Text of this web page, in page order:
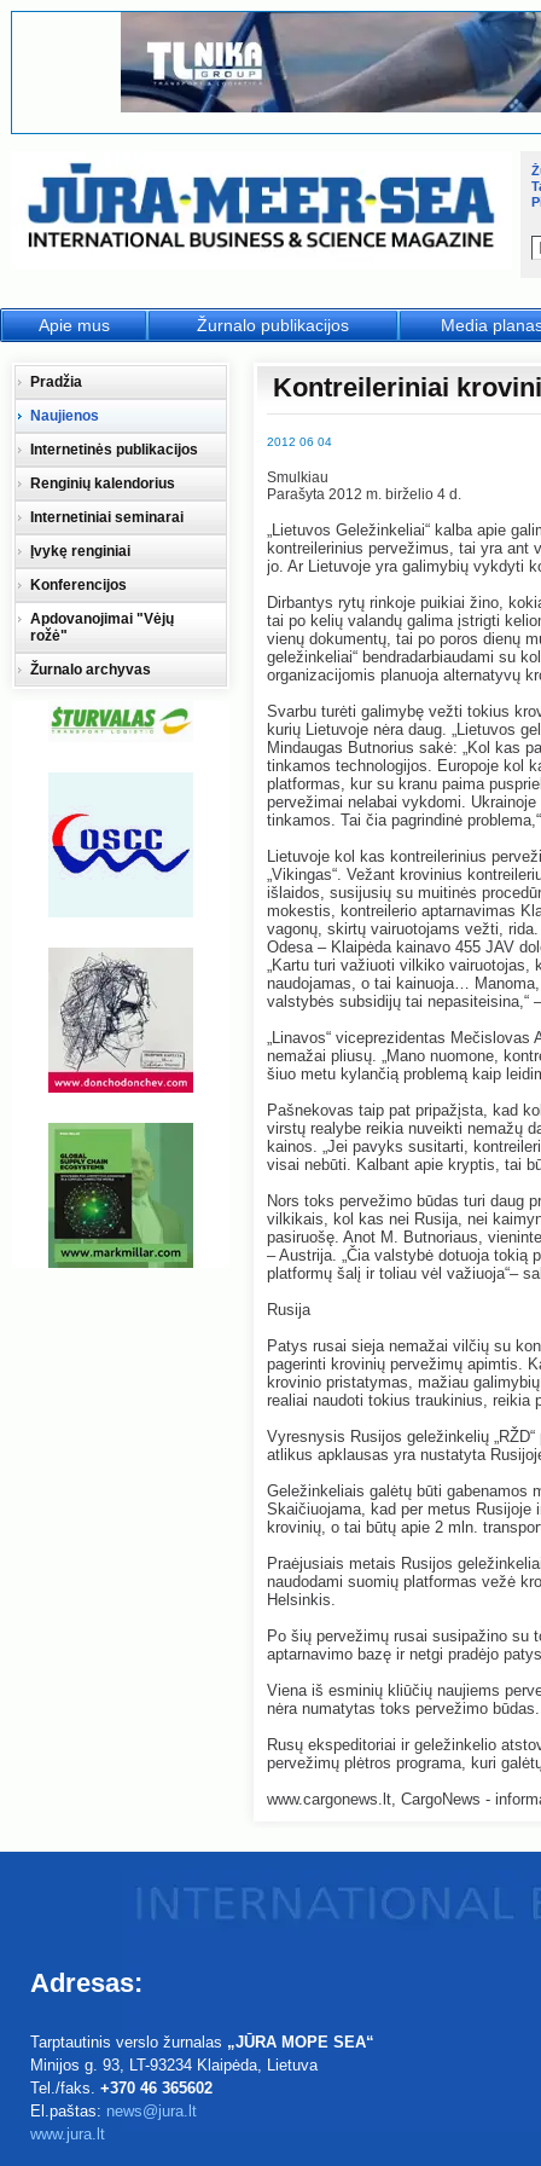
Kontreileriniai
2012 06 04
Smulkiau
Parašyta 2012 m. birželio 4 d.
„Lietuvos Geležinkeliai“ kalba apie
kontreilerinius pervežimus, tai yra ant
jo. Ar Lietuvoje yra galimybių vykdyti
Dirbantys rytų rinkoje puikiai žino,
tai po kelių valandų galima įstrigti
vienų dokumentų, tai po poros dienų
geležinkeliai“ bendradarbiaudami su
organizacijomis planuoja alternatyvų
Svarbu turėti galimybę vežti tokius
kurių Lietuvoje nėra daug. „Lietuvos
Mindaugas Butnorius sakė: „Kol kas
tinkamos technologijos. Europoje kol
platformas, kur su kranu paima
pervežimai nelabai vykdomi.
tinkamos. Tai čia pagrindinė
Lietuvoje kol kas kontreilerinius
„Vikingas“. Vežant krovinius
išlaidos, susijusių su muitinės
mokestis, kontreilerio aptarnavimas
vagonų, skirtų vairuotojams vežti,
Odesa – Klaipėda kainavo 455 JAV
„Kartu turi važiuoti vilkiko vairuotojas,
naudojamas, o tai kainuoja…
valstybės subsidijų tai nepasiteisina,“
„Linavos“ viceprezidentas
nemažai pliusų. „Mano nuomone,
šiuo metu kylančią problemą kaip
Pašnekovas taip pat pripažįsta, kad
virstų realybe reikia nuveikti nemažų
kainos. „Jei pavyks susitarti,
visai nebūti. Kalbant apie kryptis, tai
Nors toks pervežimo būdas turi daug
vilkikais, kol kas nei Rusija, nei
pasiruošę. Anot M. Butnoriaus,
– Austrija. „Čia valstybė dotuoja tokią
platformų šalį ir toliau vėl važiuoja“–
Rusija
Patys rusai sieja nemažai vilčių su
pagerinti krovinių pervežimų apimtis.
krovinio pristatymas, mažiau
realiai naudoti tokius traukinius, reikia
Vyresnysis Rusijos geležinkelių
atlikus apklausas yra nustatyta
Geležinkeliais galėtų būti gabenamos
Skaičiuojama, kad per metus
krovinių, o tai būtų apie 2 mln.
Praėjusiais metais Rusijos
naudodami suomių platformas vežė
Helsinkis.
Po šių pervežimų rusai susipažino su
aptarnavimo bazę ir netgi pradėjo
Viena iš esminių kliūčių naujiems
nėra numatytas toks pervežimo būdas.
Rusų ekspeditoriai ir geležinkelio
pervežimų plėtros programa, kuri
www.cargonews.lt, CargoNews -
Pradžia
Naujienos
Internetinės publikacijos
Renginių kalendorius
Internetiniai seminarai
Įvykę renginiai
Konferencijos
Apdovanojimai "Vėjų
rožė"
Žurnalo archyvas
Apie mus Žurnalo publikacijos Media
Adresas:
Tarptautinis verslo žurnalas „JŪRA MOPE SEA“
Minijos g. 93, LT-93234 Klaipėda, Lietuva
Tel./faks. +370 46 365602
El.paštas: news@jura.lt
www.jura.lt